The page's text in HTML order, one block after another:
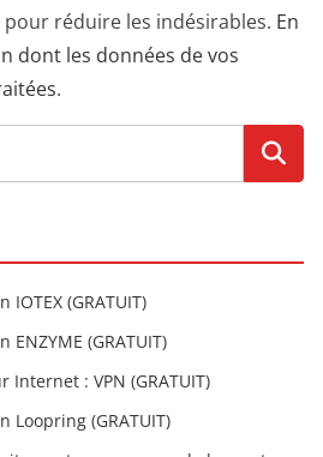
pour réduire les indésirables. En
dont les données de vos
.
IOTEX (GRATUIT)
ENZYME (GRATUIT)
Internet : VPN (GRATUIT)
Loopring (GRATUIT)